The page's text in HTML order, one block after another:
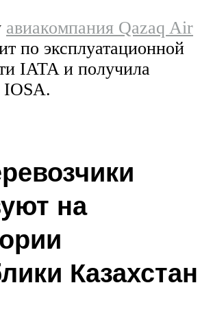
авиакомпания Qazaq Air
по эксплуатационной
IATA и получила
IOSA.
на
Казахстан